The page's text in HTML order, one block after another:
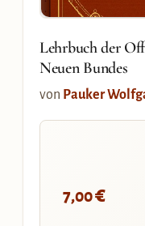
Lehrbuch der
Neuen Bundes
von Pauker
7,00€